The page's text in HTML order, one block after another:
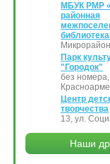
МБУК РМР
районная
Парк
"Городок"
без номера,
Центр
творчества
13, ул.
Наши